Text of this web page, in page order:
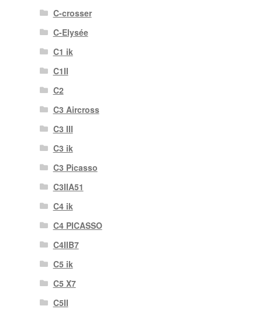
C-crosser
C-Elysée
C1 ik
C1II
C2
C3 Aircross
C3 III
C3 ik
C3 Picasso
C3IIA51
C4 ik
C4 PICASSO
C4IIB7
C5 ik
C5 X7
C5II